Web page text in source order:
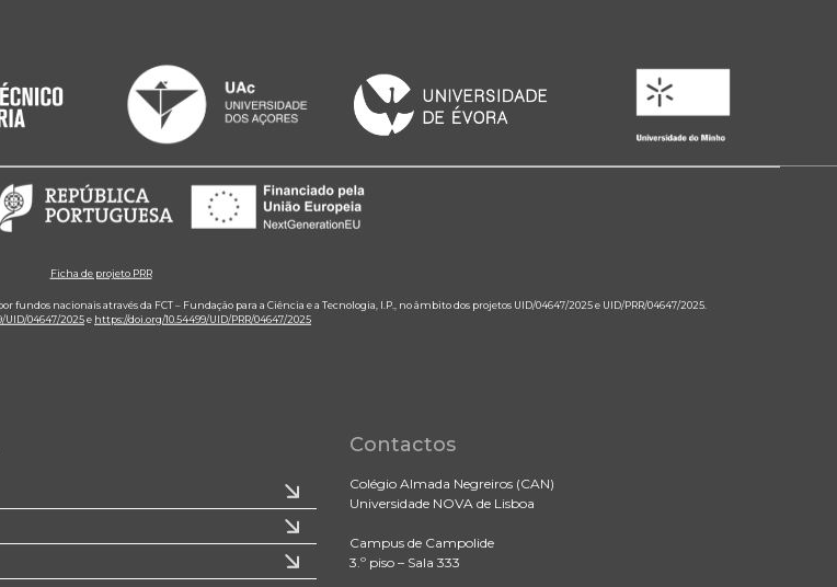
Ficha de projeto PRR
nacionais através da FCT – Fundação para a Ciência e a Tecnologia, I.P., no âmbito dos projetos UID/04647/2025 e UID/PRR/04647/2025.
UID/04647/2025e https://doi.org/10.54499/UID/PRR/04647/2025
Contactos
Colégio Almada Negreiros (CAN)
Universidade NOVA de Lisboa
Campus de Campolide
3.º piso – Sala 333